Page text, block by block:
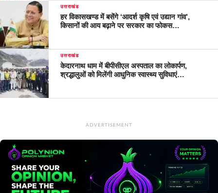
उत्तराखंड
हर विकासखण्ड में बसेंगे ‘आदर्श कृषि एवं उद्यान गांव’,
किसानों की आय बढ़ाने पर सरकार का फोकस…
उत्तराखंड
केदारनाथ धाम में बीपीसीएल अस्पताल का लोकार्पण,
श्रद्धालुओं को मिलेंगी आधुनिक स्वास्थ्य सुविधाएं…
ADVERTISEMENT